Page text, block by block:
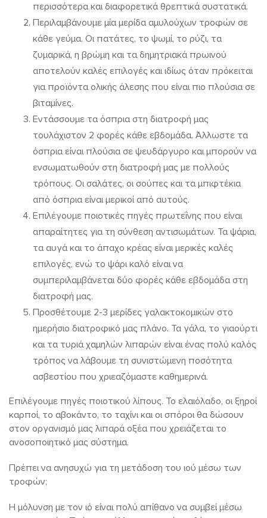
περισσότερα και διαφορετικά θρεπτικά συστατικά.
Περιλαμβάνουμε μία μερίδα αμυλούχων τροφών σε
κάθε γεύμα. Οι πατάτες, το ψωμί, το ρύζι, τα
ζυμαρικά, η βρώμη και τα δημητριακά πρωινού
αποτελούν καλές επιλογές και ιδίως όταν πρόκειται
για προϊόντα ολικής άλεσης που είναι πιο πλούσια σε
βιταμίνες.
Εντάσσουμε τα όσπρια στη διατροφή μας
τουλάχιστον 2 φορές κάθε εβδομάδα. Άλλωστε τα
όσπρια είναι πλούσια σε ψευδάργυρο και μπορούν να
ενσωματωθούν στη διατροφή μας με πολλούς
τρόπους. Οι σαλάτες, οι σούπες και τα μπιφτέκια
από όσπρια είναι μερικοί από αυτούς.
Επιλέγουμε ποιοτικές πηγές πρωτεΐνης που είναι
απαραίτητες για τη σύνθεση αντισωμάτων. Τα ψάρια,
τα αυγά και το άπαχο κρέας είναι μερικές καλές
επιλογές, ενώ το ψάρι καλό είναι να
συμπεριλαμβάνεται δύο φορές κάθε εβδομάδα στη
διατροφή μας.
Προσθέτουμε 2-3 μερίδες γαλακτοκομικών στο
ημερήσιο διατροφικό μας πλάνο. Τα γάλα, το γιαούρτι
και τα τυριά χαμηλών λιπαρών είναι ένας πολύ καλός
τρόπος να λάβουμε τη συνιστώμενη ποσότητα
ασβεστίου που χριεαζόμαστε καθημερινά.
Επιλέγουμε πηγές ποιοτικού λίπους. Το ελαιόλαδο, οι ξηροί
καρποί, το αβοκάντο, το ταχίνι και οι σπόροι θα δώσουν
στον οργανισμό μας λιπαρά οξέα που χρειάζεται το
ανοσοποιητικό μας σύστημα.
Πρέπει να ανησυχώ για τη μετάδοση του ιού μέσω των
τροφών;
Η μόλυνση με τον ιό είναι πολύ απίθανο να συμβεί μέσω